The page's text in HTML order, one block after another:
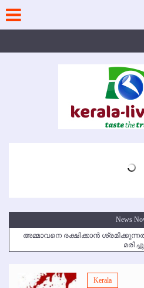
content
News
അമ്മാവനെ രക്ഷിക്കാന്‍
മരിച്ചു
മമ്പുറം ആണ്ടു
Kerala